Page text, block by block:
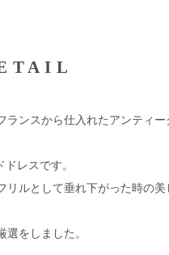
ランスから仕入れたアンティー
レスです。
リルとして垂れ下がった時の美
をしました。